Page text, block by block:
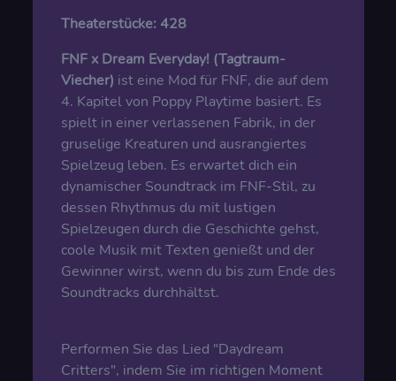
Theaterstücke: 428
FNF x Dream Everyday! (Tagtraum-
Viecher) ist eine Mod für FNF, die auf dem
4. Kapitel von Poppy Playtime basiert. Es
spielt in einer verlassenen Fabrik, in der
gruselige Kreaturen und ausrangiertes
Spielzeug leben. Es erwartet dich ein
dynamischer Soundtrack im FNF-Stil, zu
dessen Rhythmus du mit lustigen
Spielzeugen durch die Geschichte gehst,
coole Musik mit Texten genießt und der
Gewinner wirst, wenn du bis zum Ende des
Soundtracks durchhältst.
Performen Sie das Lied "Daydream
Critters", indem Sie im richtigen Moment